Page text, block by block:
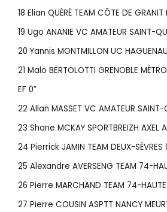
18 Elian QUÉRÉ TEAM CÔTE DE GRANIT
19 Ugo ANANIE VC AMATEUR SAINT-
20 Yannis MONTMILLON UC
21 Malo BERTOLOTTI GRENOBLE
EF 0″
22 Allan MASSET VC AMATEUR SAINT-
23 Shane MCKAY SPORTBREIZH AXEL
24 Pierrick JAMIN TEAM DEUX-SÈVRES
25 Alexandre AVERSENG TEAM 74-
26 Pierre MARCHAND TEAM 74-
27 Pierre COUSIN ASPTT NANCY